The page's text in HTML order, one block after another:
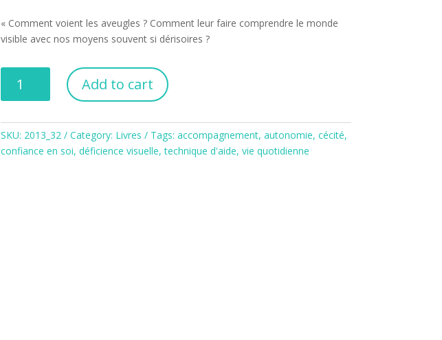
« Comment voient les aveugles ? Comment leur faire comprendre le monde
visible avec nos moyens souvent si dérisoires ?
L'accompagnement
des
personnes
déficientes
Add to cart
SKU: 2013_32 Category: Livres Tags: accompagnement, autonomie, cécité,
confiance en soi, déficience visuelle,technique d'aide, vie quotidienne